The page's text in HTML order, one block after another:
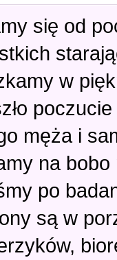
się od
w
męża i
na bobo
po
są w